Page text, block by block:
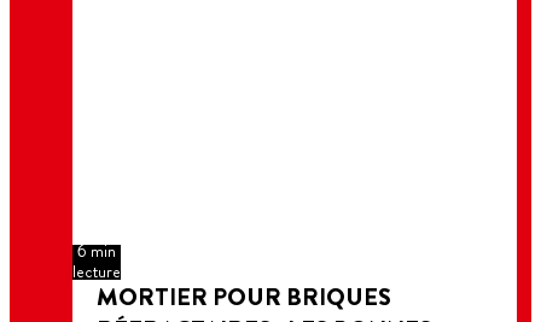
6 min
lecture
MORTIER POUR BRIQUES